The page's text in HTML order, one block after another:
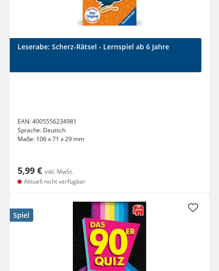
Leserabe: Scherz-Rätsel - Lernspiel ab 6 Jahre
EAN:4005556234981
Sprache: Deutsch
Maße: 106 x 71 x 29 mm
5,99 € inkl. MwSt.
Aktuell nicht verfügbar
Spiel